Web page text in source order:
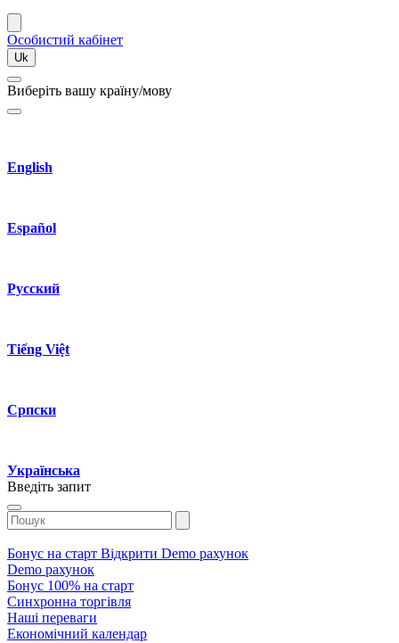
Оcобиcтий кабінет
Uk
Виберіть вашу країну/мову
English
Español
Русский
Tiếng Việt
Српски
Українська
Введіть запит
Бонуc на cтарт Відкрити Demo рахунок
Demo рахунок
Бонуc 100% на cтарт
Cинхронна торгівля
Наші переваги
Економічний календар